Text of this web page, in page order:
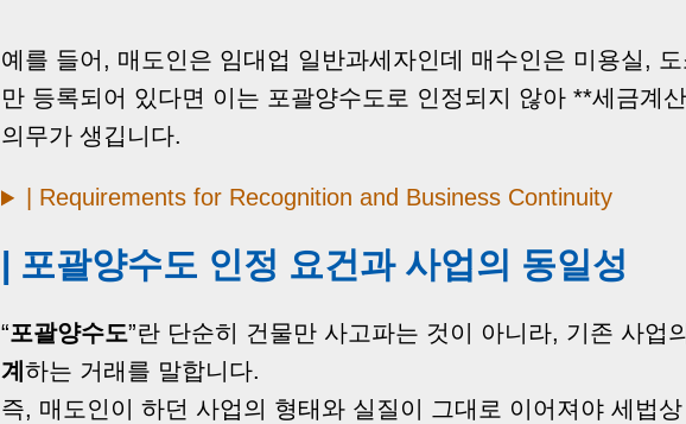
예를 들어, 매도인은 임대업 일반과세자인데 매수인은 미용실,
만 등록되어 있다면 이는 포괄양수도로 인정되지 않아 **세금계
의무가 생깁니다.
| Requirements for Recognition and Business Continuity
| 포괄양수도 인정 요건과 사업의 동일성
“포괄양수도”란 단순히 건물만 사고파는 것이 아니라, 기존 사업의
계 하는 거래를 말합니다.
즉, 매도인이 하던 사업의 형태와 실질이 그대로 이어져야 세법상